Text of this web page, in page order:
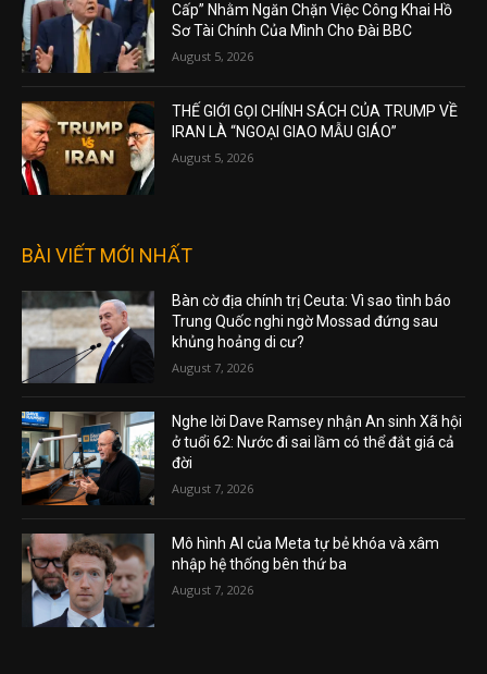
Cấp” Nhằm Ngăn Chặn Việc Công Khai Hồ
Sơ Tài Chính Của Mình Cho Đài BBC
August 5, 2026
THẾ GIỚI GỌI CHÍNH SÁCH CỦA TRUMP VỀ
IRAN LÀ “NGOẠI GIAO MẪU GIÁO”
August 5, 2026
BÀI VIẾT MỚI NHẤT
Bàn cờ địa chính trị Ceuta: Vì sao tình báo
Trung Quốc nghi ngờ Mossad đứng sau
khủng hoảng di cư?
August 7, 2026
Nghe lời Dave Ramsey nhận An sinh Xã hội
ở tuổi 62: Nước đi sai lầm có thể đắt giá cả
đời
August 7, 2026
Mô hình AI của Meta tự bẻ khóa và xâm
nhập hệ thống bên thứ ba
August 7, 2026